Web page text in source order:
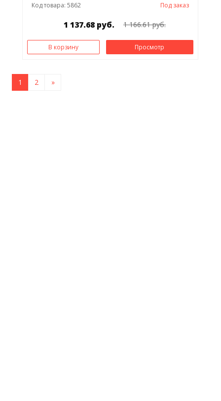
Код товара: 5862 Под заказ
1 137.68 руб. 1 166.61 руб.
В корзину Просмотр
1 2 »